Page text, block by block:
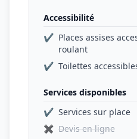
Accessibilité
✔ Places assises
roulant
✔ Toilettes
Services disponibles
✔ Services sur place
✖ Devis en ligne